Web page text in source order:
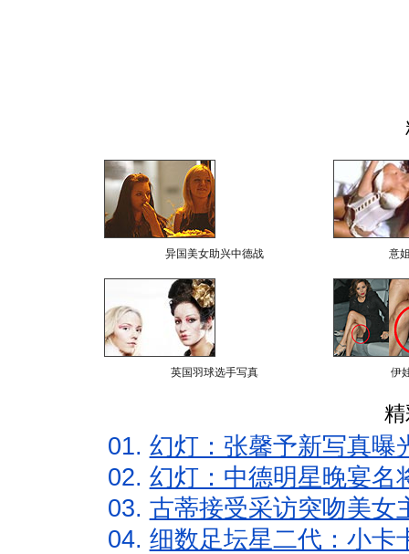
异国美女助兴中德战 意
英国羽球选手写真 伊
01. 幻灯：张馨予新写真曝
02. 幻灯：中德明星晚宴名
03. 古蒂接受采访突吻美女
04. 细数足坛星二代：小卡